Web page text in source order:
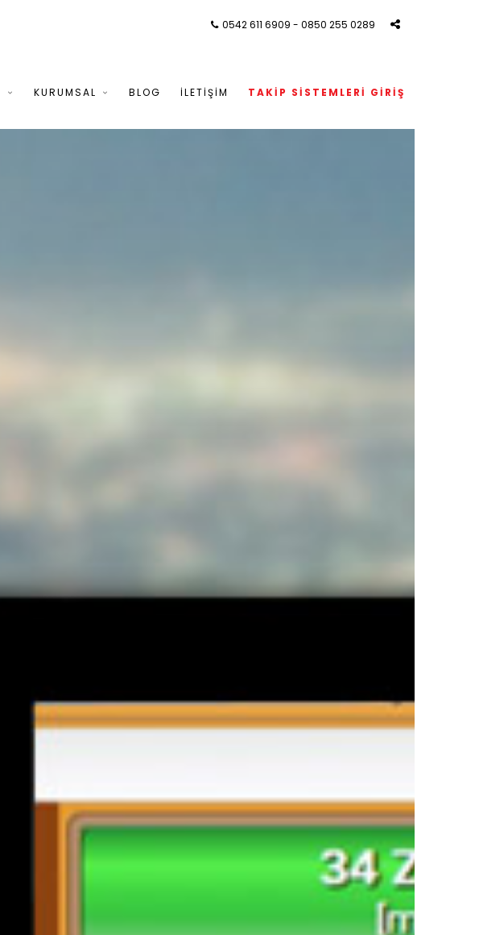
0542 611 6909 - 0850 255 0289
KURUMSAL BLOG İLETIŞIM TAKIP SISTEMLERI GIRIŞ